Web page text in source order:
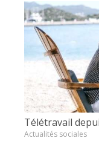
Télétravail
Actualités sociales